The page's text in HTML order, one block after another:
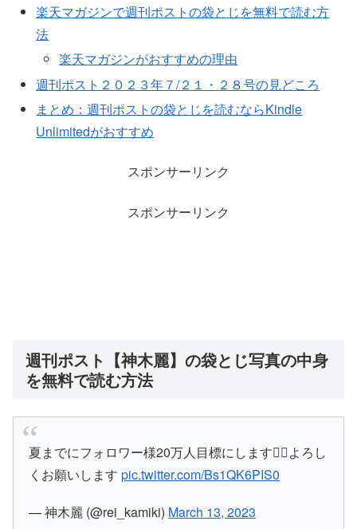
楽天マガジンで週刊ポストの袋とじを無料で読む方
法
楽天マガジンがおすすめの理由
週刊ポスト２０２３年７/２１・２８号の見どころ
まとめ：週刊ポストの袋とじを読むならKindle
Unlimitedがおすすめ
スポンサーリンク
スポンサーリンク
週刊ポスト【神木麗】の袋とじ写真の中身
を無料で読む方法
夏までにフォロワー様20万人目標にします❤️‍🔥よろし
くお願いしますpic.twitter.com/Bs1QK6PIS0
— 神木麗 (@rei_kamiki) March 13, 2023